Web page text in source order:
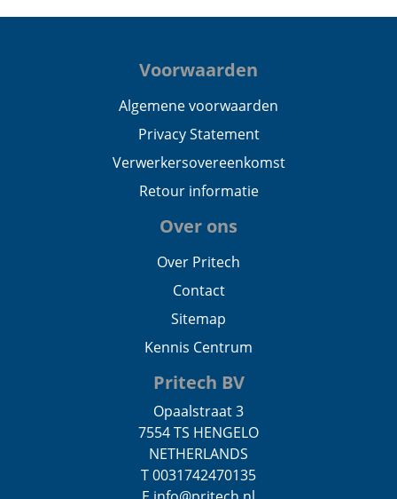
Voorwaarden
Algemene voorwaarden
Privacy Statement
Verwerkersovereenkomst
Retour informatie
Over ons
Over Pritech
Contact
Sitemap
Kennis Centrum
Pritech BV
Opaalstraat 3
7554 TS HENGELO
NETHERLANDS
T 0031742470135